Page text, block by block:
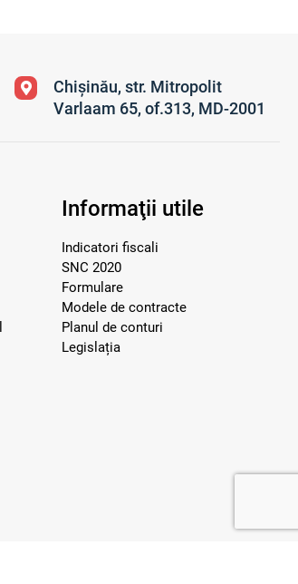
Chișinău, str. Mitropolit
Varlaam 65, of.313, MD-2001
Informaţii utile
Indicatori fiscali
SNC 2020
Formulare
Modele de contracte
Planul de conturi
Legislația